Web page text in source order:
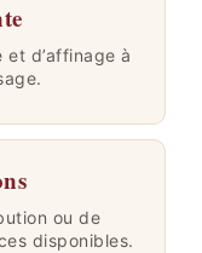
d’affinage à
ou de
disponibles.